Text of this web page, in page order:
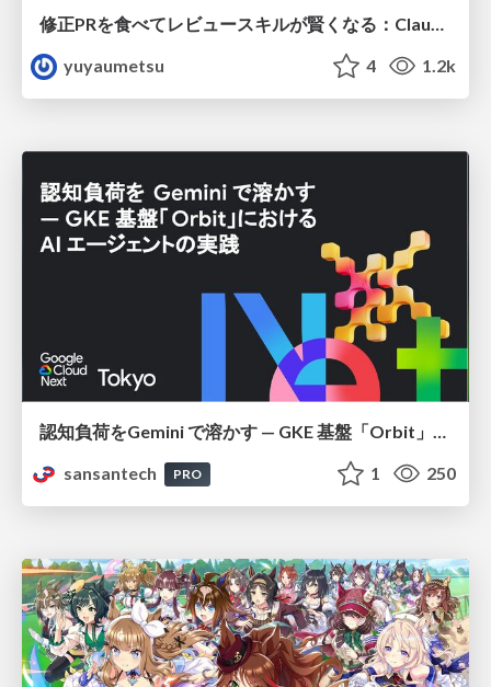
修正PRを食べてレビュースキルが賢くなる：Claude Codeによる自己改善サイクル
yuyaumetsu
4 1.2k
認知負荷をGemini で溶かす — GKE 基盤「Orbit」における AI エージェントの実践
sansantech
PRO 1 250